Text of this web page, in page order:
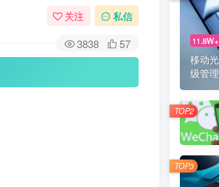
关注 私信
3838 57
移动
级管
TOP2
TOP3